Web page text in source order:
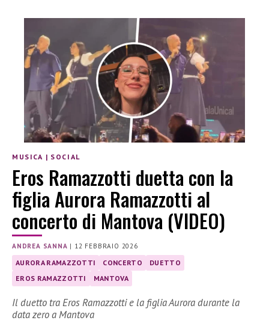
MUSICA | SOCIAL
Eros Ramazzotti duetta con la
figlia Aurora Ramazzotti al
concerto di Mantova (VIDEO)
ANDREA SANNA | 12 FEBBRAIO 2026
AURORA RAMAZZOTTI CONCERTO
DUETTO
EROS RAMAZZOTTI
MANTOVA
Il duetto tra Eros Ramazzotti e la figlia Aurora durante la
data zero a Mantova